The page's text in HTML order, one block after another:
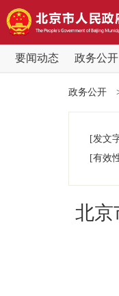
要闻动态 政务公开
政务公开
[发文
[有效
北京